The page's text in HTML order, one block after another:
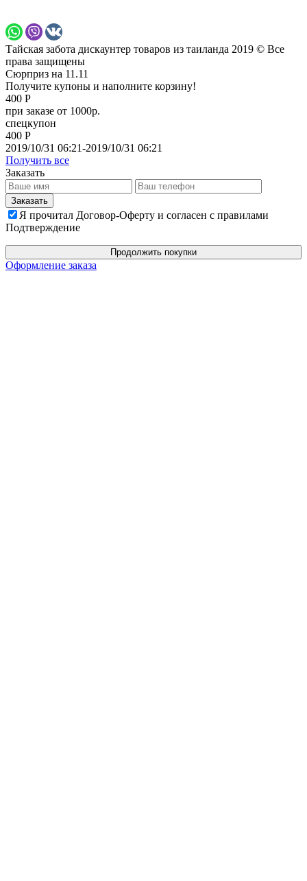
Тайская забота дискаунтер товаров из таиланда 2019 © Все
права защищены
Сюрприз на 11.11
Получите купоны и наполните корзину!
400 Р
при заказе от 1000р.
спецкупон
400 Р
2019/10/31 06:21-2019/10/31 06:21
Получить все
Заказать
Я прочитал Договор-Оферту и согласен с правилами
Подтверждение
Продолжить покупки
Оформление заказа